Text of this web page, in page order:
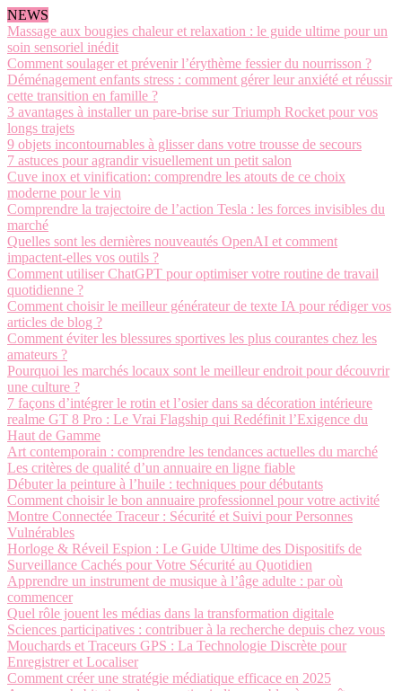
NEWS
Massage aux bougies chaleur et relaxation : le guide ultime pour un
soin sensoriel inédit
Comment soulager et prévenir l’érythème fessier du nourrisson ?
Déménagement enfants stress : comment gérer leur anxiété et réussir
cette transition en famille ?
3 avantages à installer un pare-brise sur Triumph Rocket pour vos
longs trajets
9 objets incontournables à glisser dans votre trousse de secours
7 astuces pour agrandir visuellement un petit salon
Cuve inox et vinification: comprendre les atouts de ce choix
moderne pour le vin
Comprendre la trajectoire de l’action Tesla : les forces invisibles du
marché
Quelles sont les dernières nouveautés OpenAI et comment
impactent-elles vos outils ?
Comment utiliser ChatGPT pour optimiser votre routine de travail
quotidienne ?
Comment choisir le meilleur générateur de texte IA pour rédiger vos
articles de blog ?
Comment éviter les blessures sportives les plus courantes chez les
amateurs ?
Pourquoi les marchés locaux sont le meilleur endroit pour découvrir
une culture ?
7 façons d’intégrer le rotin et l’osier dans sa décoration intérieure
realme GT 8 Pro : Le Vrai Flagship qui Redéfinit l’Exigence du
Haut de Gamme
Art contemporain : comprendre les tendances actuelles du marché
Les critères de qualité d’un annuaire en ligne fiable
Débuter la peinture à l’huile : techniques pour débutants
Comment choisir le bon annuaire professionnel pour votre activité
Montre Connectée Traceur : Sécurité et Suivi pour Personnes
Vulnérables
Horloge & Réveil Espion : Le Guide Ultime des Dispositifs de
Surveillance Cachés pour Votre Sécurité au Quotidien
Apprendre un instrument de musique à l’âge adulte : par où
commencer
Quel rôle jouent les médias dans la transformation digitale
Sciences participatives : contribuer à la recherche depuis chez vous
Mouchards et Traceurs GPS : La Technologie Discrète pour
Enregistrer et Localiser
Comment créer une stratégie médiatique efficace en 2025